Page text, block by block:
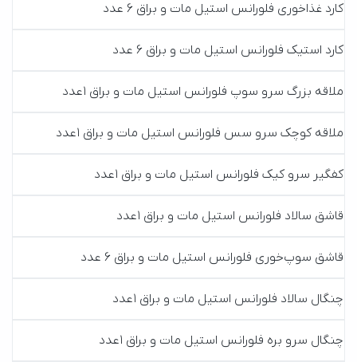
کارد غذاخوری فلورانس استیل مات و براق 6 عدد
کارد استیک فلورانس استیل مات و براق 6 عدد
ملاقه بزرگ سرو سوپ فلورانس استیل مات و براق 1عدد
ملاقه کوچک سرو سس فلورانس استیل مات و براق 1عدد
کفگیر سرو کیک فلورانس استیل مات و براق 1عدد
قاشق سالاد فلورانس استیل مات و براق 1عدد
قاشق سوپ‌خوری فلورانس استیل مات و براق 6 عدد
چنگال سالاد فلورانس استیل مات و براق 1عدد
چنگال سرو بره فلورانس استیل مات و براق 1عدد